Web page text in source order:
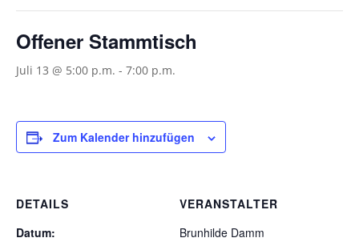
Offener Stammtisch
Juli 13 @ 5:00 p.m. - 7:00 p.m.
Zum Kalender hinzufügen
DETAILS
Datum:
VERANSTALTER
Brunhilde Damm